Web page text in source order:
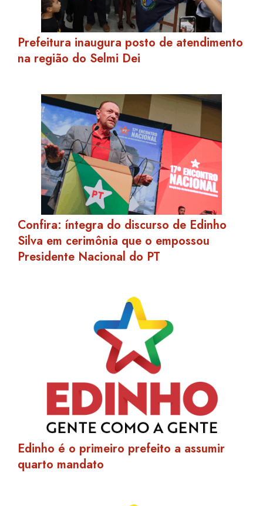
Prefeitura inaugura posto de atendimento
na região do Selmi Dei
Confira: íntegra do discurso de Edinho
Silva em cerimônia que o empossou
Presidente Nacional do PT
Edinho é o primeiro prefeito a assumir
quarto mandato